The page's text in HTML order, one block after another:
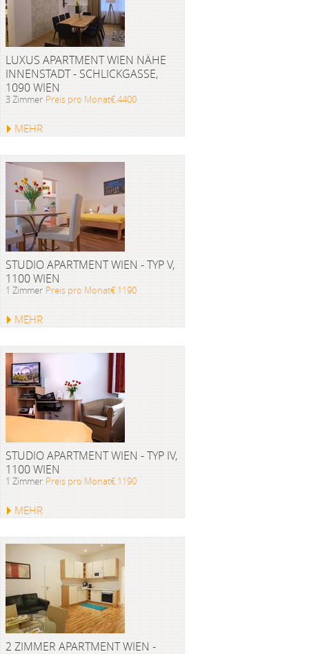
LUXUS APARTMENT WIEN NÄHE
INNENSTADT - SCHLICKGASSE,
1090 WIEN
3 Zimmer Preis pro Monat€ 4400
MEHR
STUDIO APARTMENT WIEN - TYP V,
1100 WIEN
1 Zimmer Preis pro Monat€ 1190
MEHR
STUDIO APARTMENT WIEN - TYP IV,
1100 WIEN
1 Zimmer Preis pro Monat€ 1190
MEHR
2 ZIMMER APARTMENT WIEN -